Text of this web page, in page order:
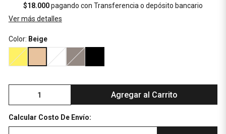
$18.000pagando con Transferencia o depósito bancario
Ver más detalles
Color: Beige
Agregar al Carrito
Calcular Costo De Envío: